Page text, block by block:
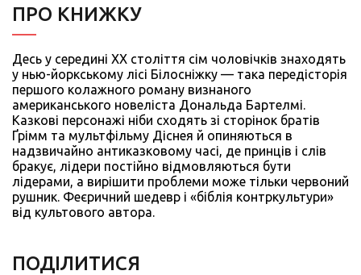
ПРО КНИЖКУ
Десь у середині ХХ століття сім чоловічків знаходять
у нью-йоркському лісі Білосніжку — така передісторія
першого колажного роману визнаного
американського новеліста Дональда Бартелмі.
Казкові персонажі ніби сходять зі сторінок братів
Ґрімм та мультфільму Діснея й опиняються в
надзвичайно антиказковому часі, де принців і слів
бракує, лідери постійно відмовляються бути
лідерами, а вирішити проблеми може тільки червоний
рушник. Феєричний шедевр і «біблія контркультури»
від культового автора.
ПОДIЛИТИСЯ